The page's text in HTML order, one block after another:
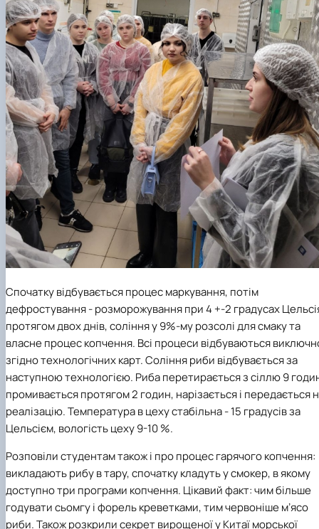
Спочатку відбувається процес маркування, потім
дефростування - розморожування при 4 +-2 градусах
протягом двох днів, соління у 9%-му розсолі для смаку та
власне процес копчення. Всі процеси відбуваються
згідно технологічних карт. Соління риби відбувається за
наступною технологією. Риба перетирається з сіллю 9
промивається протягом 2 годин, нарізається і передається
реалізацію. Температура в цеху стабільна - 15 градусів за
Цельсієм, вологість цеху 9-10 %.
Розповіли студентам також і про процес гарячого копчення:
викладають рибу в тару, спочатку кладуть у смокер, в якому
доступно три програми копчення. Цікавий факт: чим більше
годувати сьомгу і форель креветками, тим червоніше мʼясо
риби. Також розкрили секрет вирощеної у Китаї морської